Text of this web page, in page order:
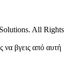
All Rights
να βγεις από αυτή